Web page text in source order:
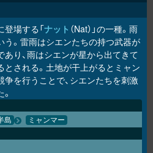
登場する「ナット （Nat）」の一種。雨
。雷雨はシエンたちの持つ武器が
り、雨はシエンが星から出てきて
される。土地が干上がるとミャン
を行うことで、シエンたちを刺激
島 ミャンマー